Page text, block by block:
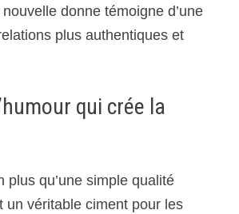
donne témoigne d’une
plus authentiques et
qui crée la
plus qu’une simple qualité
un véritable ciment pour les